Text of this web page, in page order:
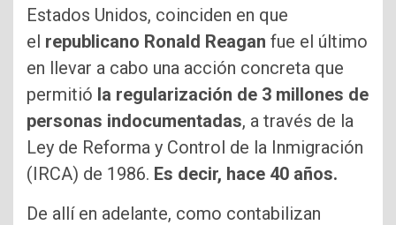
Estados Unidos, coinciden en que
el republicano Ronald Reagan fue el último
en llevar a cabo una acción concreta que
permitió la regularización de 3 millones de
personas indocumentadas, a través de la
Ley de Reforma y Control de la Inmigración
(IRCA) de 1986. Es decir, hace 40 años.
De allí en adelante, como contabilizan